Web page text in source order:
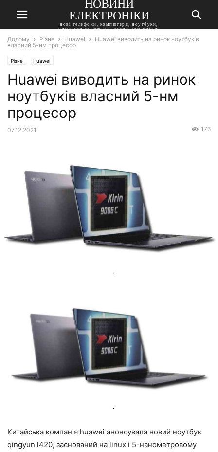
НОВИНИ
ЕЛЕКТРОНІКИ
нові телефони, компютери, ноутбуки,
планшети та інші гаджети і автомобілі
Додому Різне Huawei
Huawei виводить на ринок ноутбуків
власний 5-нм процесор
Різне Huawei
Huawei виводить на ринок
ноутбуків власний 5-нм
процесор
07.12.2021 176
Китайська компанія huawei анонсувала новий ноутбук
qingyun l420, заснований на linux і 5-нанометровому